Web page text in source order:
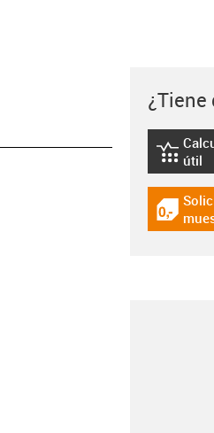
¿Tiene
igus-útil
igus-